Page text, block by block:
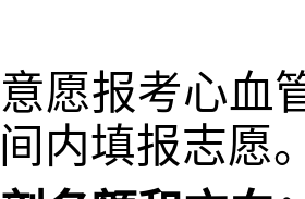
愿报考心血
内填报志愿